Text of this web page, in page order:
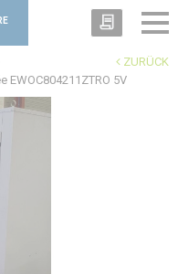
ZURÜCK
EWOC804211ZTRO 5V